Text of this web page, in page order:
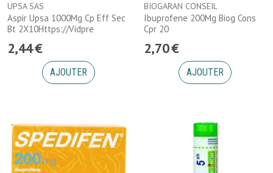
UPSA SAS
Aspir Upsa 1000Mg Cp Eff Sec
Bt 2X10Https://Vidpre
2,44€
AJOUTER
BIOGARAN CONSEIL
Ibuprofene 200Mg Biog Cons
Cpr 20
2,70€
AJOUTER